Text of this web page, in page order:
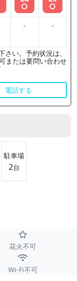
○ ○
- -
さい。予約状況は、
または要問い合わせ
電話する
駐車場
2台
花火不可
Wi-Fi不可